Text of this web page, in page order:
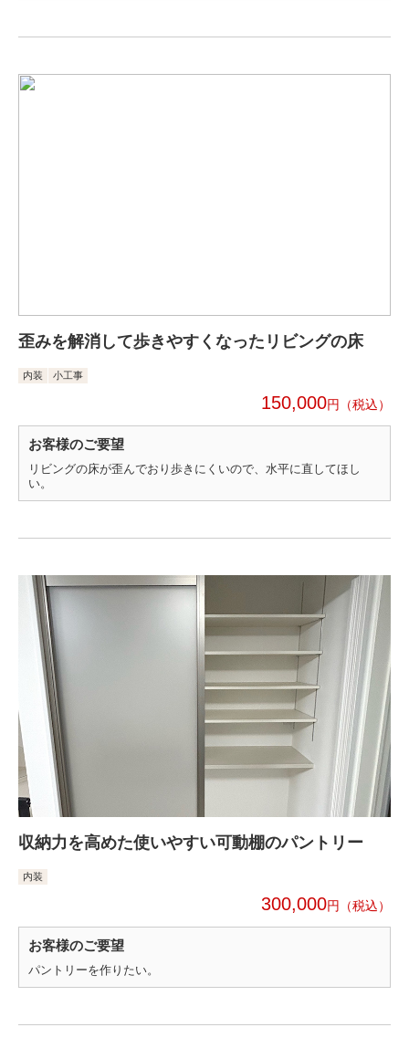
歪みを解消して歩きやすくなったリビングの床
内装 小工事
150,000円
お客様のご要望
リビングの床が歪んでおり歩きにくいので、水平に直してほし
い。
収納力を高めた使いやすい可動棚のパントリー
内装
300,000円
お客様のご要望
パントリーを作りたい。